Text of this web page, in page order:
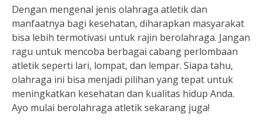
Dengan mengenal jenis olahraga atletik dan
manfaatnya bagi kesehatan, diharapkan masyarakat
bisa lebih termotivasi untuk rajin berolahraga. Jangan
ragu untuk mencoba berbagai cabang perlombaan
atletik seperti lari, lompat, dan lempar. Siapa tahu,
olahraga ini bisa menjadi pilihan yang tepat untuk
meningkatkan kesehatan dan kualitas hidup Anda.
Ayo mulai berolahraga atletik sekarang juga!